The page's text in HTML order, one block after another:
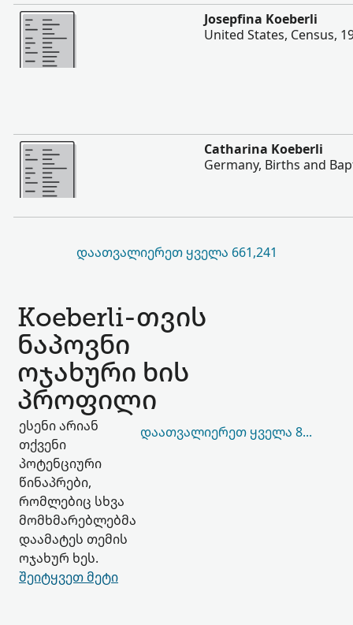
შევიტყოთ მეტი
Josepfina Koeberli
United States, Census,
შევიტყოთ მეტი
Catharina Koeberli
Germany, Births and
ᲓᲐᲐᲗᲕᲐᲚᲘᲔᲠᲔᲗ ᲧᲕᲔᲚᲐ 661,241
Koeberli-თვის
ნაპოვნი
ოჯახური ხის
პროფილი
ესენი არიან
თქვენი
პოტენციური
წინაპრები,
რომლებიც სხვა
მომხმარებლებმა
დაამატეს თემის
ოჯახურ ხეს.
შეიტყვეთ მეტი
ᲓᲐᲐᲗᲕᲐᲚᲘᲔᲠᲔᲗ ᲧᲕᲔᲚᲐ 84,022